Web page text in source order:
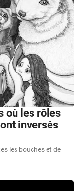
où les rôles
inversés
les bouches et de